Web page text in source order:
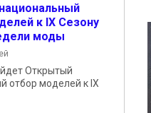
к IX Сезону
моды
Открытый
отбор моделей к IX